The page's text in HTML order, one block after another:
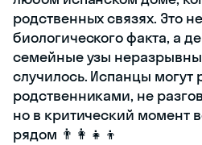
родственных связях. Это
биологического факта, а
семейные узы
случилось. Испанцы могут
родственниками, не
но в критический момент
рядом 👨‍👩‍👧‍👦